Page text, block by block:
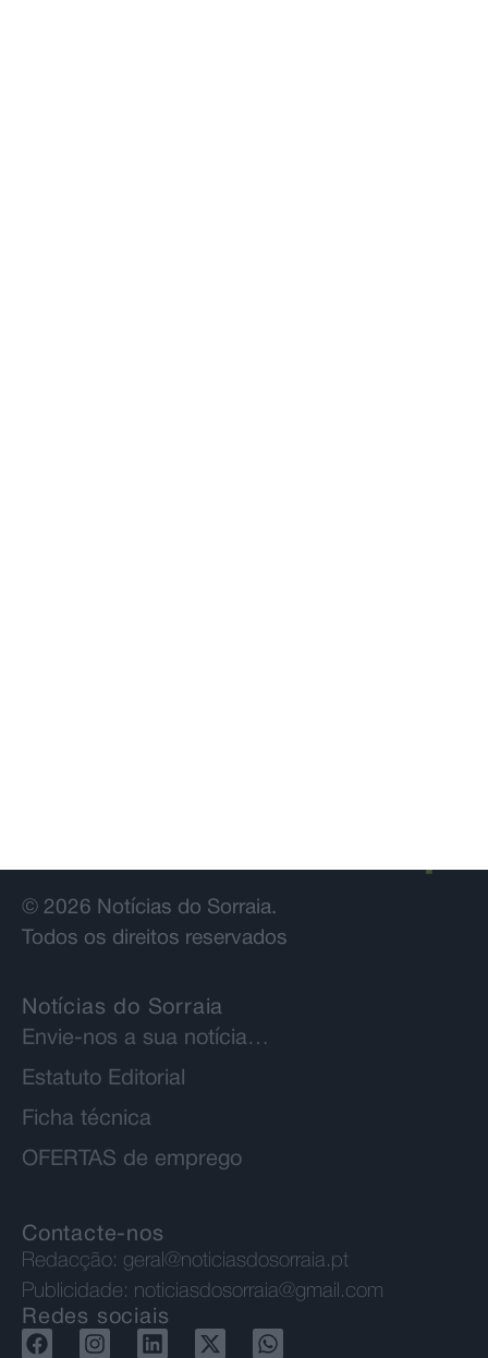
© 2026 Notícias do Sorraia.
Todos os direitos reservados
Notícias do Sorraia
Envie-nos a sua notícia…
Estatuto Editorial
Ficha técnica
OFERTAS de emprego
Contacte-nos
Redacção: geral@noticiasdosorraia.pt
Publicidade: noticiasdosorraia@gmail.com
Redes sociais